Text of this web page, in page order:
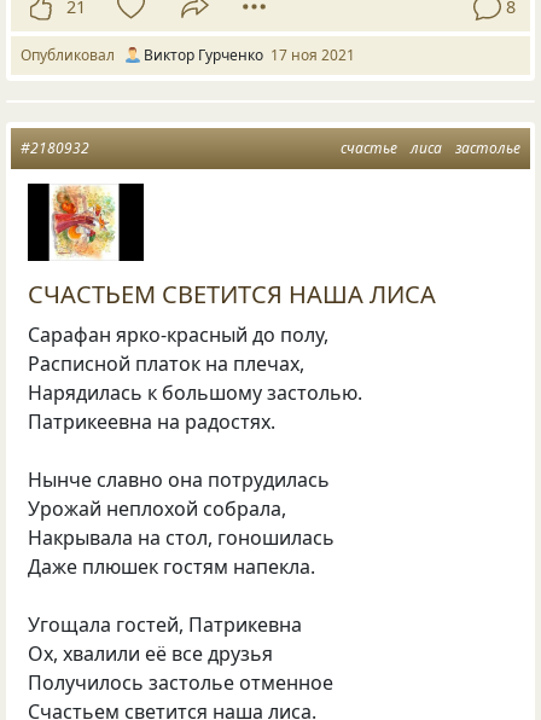
21 8
Опубликовал Виктор Гурченко 17 ноя 2021
счастье лиса застолье
#2180932
СЧАСТЬЕМ СВЕТИТСЯ НАША ЛИСА
Сарафан ярко-красный до полу,
Расписной платок на плечах,
Нарядилась к большому застолью.
Патрикеевна на радостях.
Нынче славно она потрудилась
Урожай неплохой собрала,
Накрывала на стол, гоношилась
Даже плюшек гостям напекла.
Угощала гостей, Патрикевна
Ох, хвалили её все друзья
Получилось застолье отменное
Счастьем светится наша лиса.